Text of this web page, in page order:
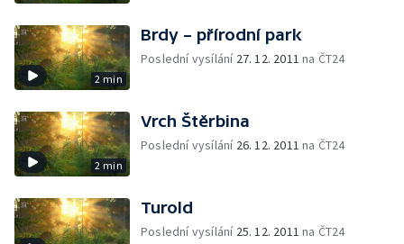
2 min
Brdy – přírodní park
Poslední vysílání 27. 12. 2011 na ČT24
2 min
Vrch Štěrbina
Poslední vysílání 26. 12. 2011 na ČT24
Turold
Poslední vysílání 25. 12. 2011 na ČT24